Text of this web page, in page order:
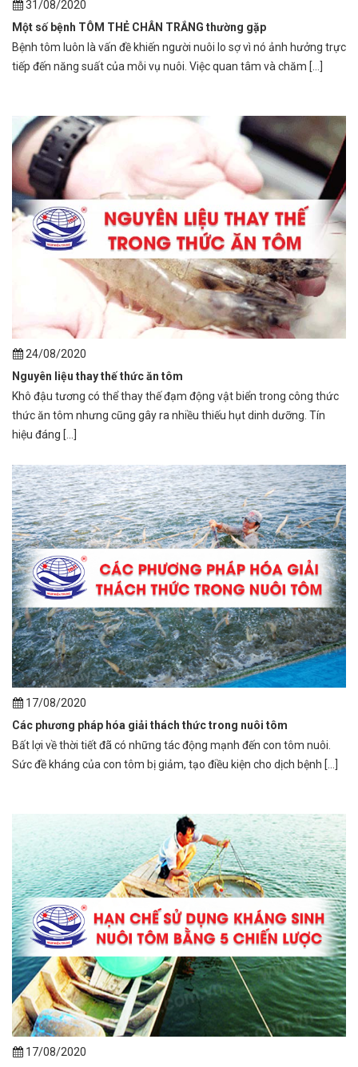
31/08/2020
Một số bệnh TÔM THẺ CHÂN TRẮNG thường gặp
Bệnh tôm luôn là vấn đề khiến người nuôi lo sợ vì nó ảnh hưởng trực
tiếp đến năng suất của mỗi vụ nuôi. Việc quan tâm và chăm [...]
24/08/2020
Nguyên liệu thay thế thức ăn tôm
Khô đậu tương có thể thay thế đạm động vật biển trong công thức
thức ăn tôm nhưng cũng gây ra nhiều thiếu hụt dinh dưỡng. Tín
hiệu đáng [...]
17/08/2020
Các phương pháp hóa giải thách thức trong nuôi tôm
Bất lợi về thời tiết đã có những tác động mạnh đến con tôm nuôi.
Sức đề kháng của con tôm bị giảm, tạo điều kiện cho dịch bệnh [...]
17/08/2020